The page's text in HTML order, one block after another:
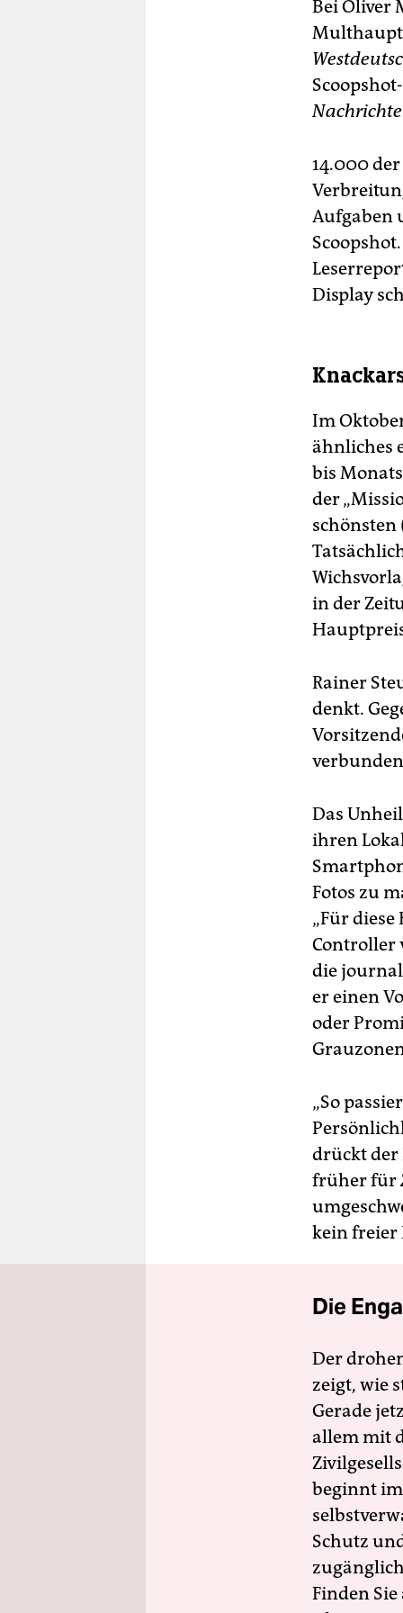
Bei Oliver
Multhaupt
14.000
Aufgaben
Display
Im
ähnliches
bis
der
schönsten
in der
Rainer
denkt.
verbunden
Das
ihren
Fotos zu
„Für
Controller
die
er einen
oder
„So
drückt der
früher für
kein freier
Die
Der
zeigt, wie
Gerade
allem mit
beginnt
Schutz
Finden